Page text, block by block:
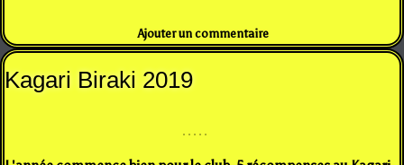
Ajouter un commentaire
Kagari Biraki 2019